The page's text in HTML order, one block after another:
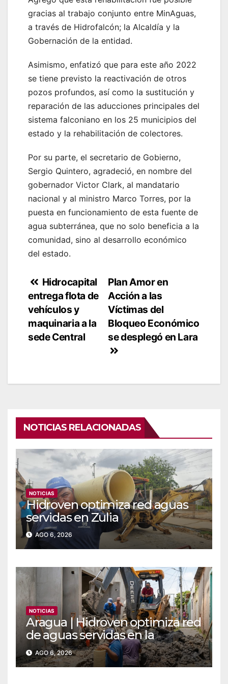
gracias al trabajo conjunto entre MinAguas,
a través de Hidrofalcón; la Alcaldía y la
Gobernación de la entidad.
Asimismo, enfatizó que para este año 2022
se tiene previsto la reactivación de otros
pozos profundos, así como la sustitución y
reparación de las aducciones principales del
sistema falconiano en los 25 municipios del
estado y la rehabilitación de colectores.
Por su parte, el secretario de Gobierno,
Sergio Quintero, agradeció, en nombre del
gobernador Victor Clark, al mandatario
nacional y al ministro Marco Torres, por la
puesta en funcionamiento de esta fuente de
agua subterránea, que no solo beneficia a la
comunidad, sino al desarrollo económico
del estado.
Navegación
de
entradas
Plan Amor en
Acción a las
Víctimas del
Bloqueo Económico
se desplegó en Lara
Hidrocapital
entrega flota de
vehículos y
maquinaria a la
sede Central
NOTICIAS RELACIONADAS
NOTICIAS
Hidroven optimiza red aguas
servidas en Zulia
AGO 6, 2026
NOTICIAS
Aragua | Hidroven optimiza red
de aguas servidas en la
comunidad Doña Paula de
Maracay
AGO 6, 2026